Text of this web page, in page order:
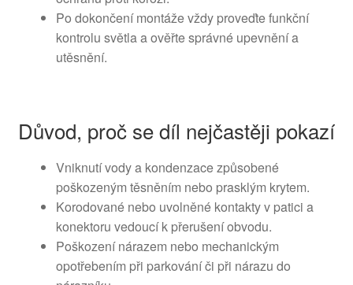
Po dokončení montáže vždy proveďte funkční
kontrolu světla a ověřte správné upevnění a
utěsnění.
Důvod, proč se díl nejčastěji pokazí
Vniknutí vody a kondenzace způsobené
poškozeným těsněním nebo prasklým krytem.
Korodované nebo uvolněné kontakty v patici a
konektoru vedoucí k přerušení obvodu.
Poškození nárazem nebo mechanickým
opotřebením při parkování či při nárazu do